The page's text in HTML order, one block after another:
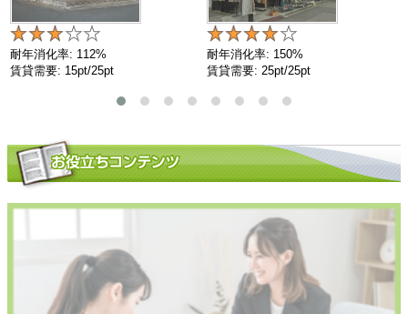
耐年消化率: 112%
賃貸需要: 15pt/25pt
耐年消化率: 150%
賃貸需要: 25pt/25pt